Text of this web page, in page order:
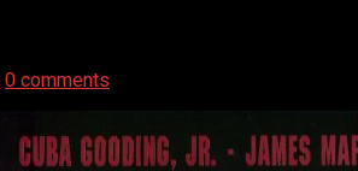
0 comments